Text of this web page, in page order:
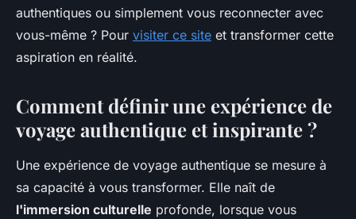
authentiques ou simplement vous reconnecter avec
vous-même ? Pour visiter ce site et transformer cette
aspiration en réalité.
Comment définir une expérience de
voyage authentique et inspirante ?
Une expérience de voyage authentique se mesure à
sa capacité à vous transformer. Elle naît de
l'immersion culturelle profonde, lorsque vous